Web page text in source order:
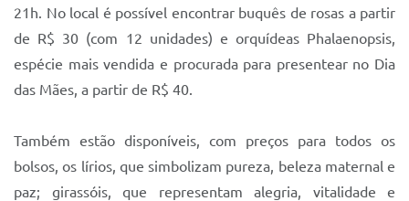
21h. No local é possível encontrar buquês de rosas a partir
de R$ 30 (com 12 unidades) e orquídeas Phalaenopsis,
espécie mais vendida e procurada para presentear no Dia
das Mães, a partir de R$ 40.
Também estão disponíveis, com preços para todos os
bolsos, os lírios, que simbolizam pureza, beleza maternal e
paz; girassóis, que representam alegria, vitalidade e